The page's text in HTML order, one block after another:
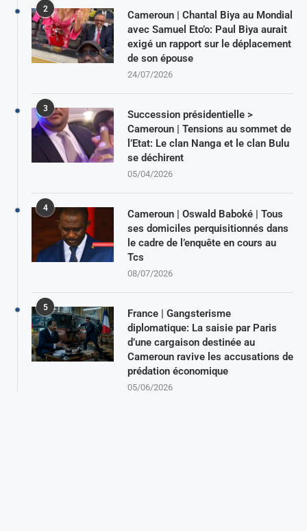
2
Cameroun | Chantal Biya au Mondial
avec Samuel Eto’o: Paul Biya aurait
exigé un rapport sur le déplacement
de son épouse
24/07/2026
3
Succession présidentielle >
Cameroun | Tensions au sommet de
l’Etat: Le clan Nanga et le clan Bulu
se déchirent
05/04/2026
4
Cameroun | Oswald Baboké | Tous
ses domiciles perquisitionnés dans
le cadre de l’enquête en cours au
Tcs
08/07/2026
5
France | Gangsterisme
diplomatique: La saisie par Paris
d’une cargaison destinée au
Cameroun ravive les accusations de
prédation économique
05/06/2026